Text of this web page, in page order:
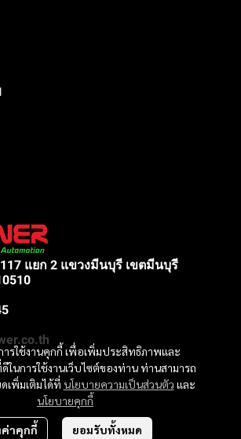
ารใช้งานคุกกี้ เพื่อเพิ่มประสิทธิภาพและ
นการใช้งานเว็บไซต์ของท่าน ท่านสามารถ
เพิ่มเติมได้ที่ นโยบายความเป็นส่วนตัว และ
นโยบายคุกกี้
ค่าคุกกี้ ยอมรับทั้งหมด
แยก 2 แขวงมีนบุรี เขตมีนบุรี